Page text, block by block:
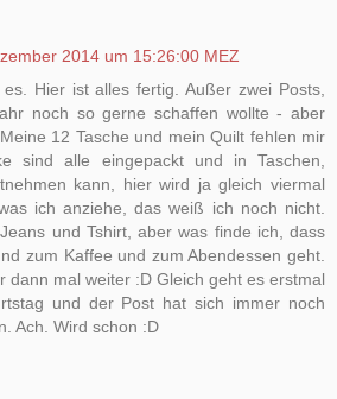
2014 um 15:26:00 MEZ
Hier ist alles fertig. Außer zwei Posts,
noch so gerne schaffen wollte - aber
12 Tasche und mein Quilt fehlen mir
sind alle eingepackt und in Taschen,
kann, hier wird ja gleich viermal
ich anziehe, das weiß ich noch nicht.
und Tshirt, aber was finde ich, dass
zum Kaffee und zum Abendessen geht.
dann mal weiter :D Gleich geht es erstmal
und der Post hat sich immer noch
Ach. Wird schon :D